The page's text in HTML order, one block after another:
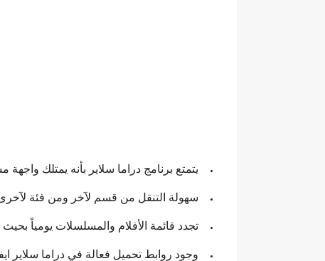
يتمتع برنامج دراما سلاير بأنه يمتلك
سهولة التنقل من قسم لآخر ومن فئة
تجدد قائمة الأفلام والمسلسلات يومياً
وجود روابط تحميل فعالة في دراما سلاير